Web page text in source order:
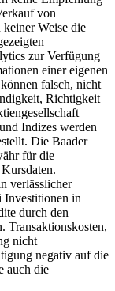
von
Weise die
zur Verfügung
einer eigenen
falsch, nicht
Richtigkeit
Indizes werden
Die Baader
für die
verlässlicher
in
durch den
Transaktionskosten,
nicht
negativ auf die
auch die